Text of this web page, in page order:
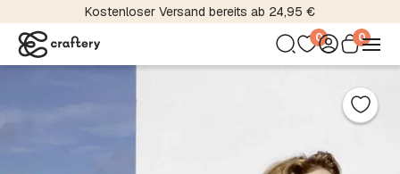
Kostenloser Versand bereits ab 24,95 €
0 0